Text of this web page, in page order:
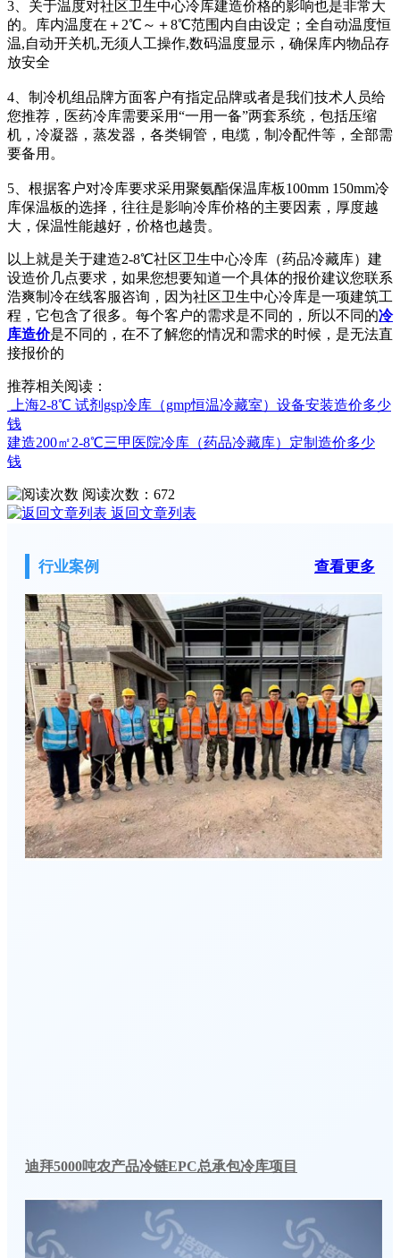
3、关于温度对社区卫生中心冷库建造价格的影响也是非常大
的。库内温度在＋2℃～＋8℃范围内自由设定；全自动温度恒
温,自动开关机,无须人工操作,数码温度显示，确保库内物品存
放安全
4、制冷机组品牌方面客户有指定品牌或者是我们技术人员给
您推荐，医药冷库需要采用“一用一备”两套系统，包括压缩
机，冷凝器，蒸发器，各类铜管，电缆，制冷配件等，全部需
要备用。
5、根据客户对冷库要求采用聚氨酯保温库板100mm 150mm冷
库保温板的选择，往往是影响冷库价格的主要因素，厚度越
大，保温性能越好，价格也越贵。
以上就是关于建造2-8℃社区卫生中心冷库（药品冷藏库）建
设造价几点要求，如果您想要知道一个具体的报价建议您联系
浩爽制冷在线客服咨询，因为社区卫生中心冷库是一项建筑工
程，它包含了很多。每个客户的需求是不同的，所以不同的冷
库造价是不同的，在不了解您的情况和需求的时候，是无法直
接报价的
推荐相关阅读：
上海2-8℃ 试剂gsp冷库（gmp恒温冷藏室）设备安装造价多少
钱
建造200㎡2-8℃三甲医院冷库（药品冷藏库）定制造价多少
钱
阅读次数： 672
返回文章列表
行业案例 查看更多
迪拜5000吨农产品冷链EPC总承包冷库项目